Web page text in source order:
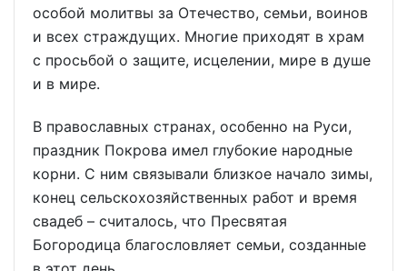
особой молитвы за Отечество, семьи, воинов
и всех страждущих. Многие приходят в храм
с просьбой о защите, исцелении, мире в душе
и в мире.
В православных странах, особенно на Руси,
праздник Покрова имел глубокие народные
корни. С ним связывали близкое начало зимы,
конец сельскохозяйственных работ и время
свадеб – считалось, что Пресвятая
Богородица благословляет семьи, созданные